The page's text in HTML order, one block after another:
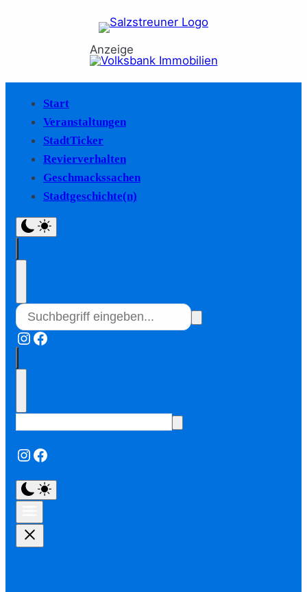
Anzeige
Start
Veranstaltungen
StadtTicker
Revierverhalten
Geschmackssachen
Stadtgeschichte(n)
Instagram
Facebook
Instagram
Facebook